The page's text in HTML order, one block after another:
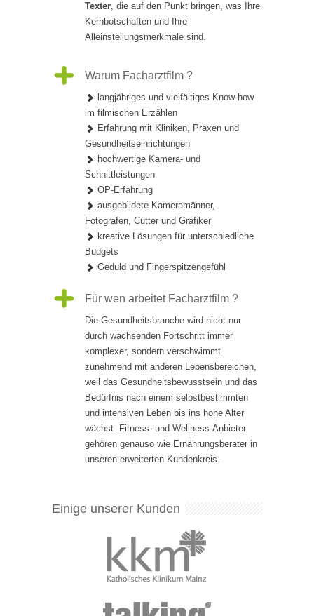
Texter, die auf den Punkt bringen, was Ihre
Kernbotschaften und Ihre
Alleinstellungsmerkmale sind.
Warum Facharztfilm ?
langjähriges und vielfältiges Know-how
im filmischen Erzählen
Erfahrung mit Kliniken, Praxen und
Gesundheitseinrichtungen
hochwertige Kamera- und
Schnittleistungen
OP-Erfahrung
ausgebildete Kameramänner,
Fotografen, Cutter und Grafiker
kreative Lösungen für unterschiedliche
Budgets
Geduld und Fingerspitzengefühl
Für wen arbeitet Facharztfilm ?
Die Gesundheitsbranche wird nicht nur
durch wachsenden Fortschritt immer
komplexer, sondern verschwimmt
zunehmend mit anderen Lebensbereichen,
weil das Gesundheitsbewusstsein und das
Bedürfnis nach einem selbstbestimmten
und intensiven Leben bis ins hohe Alter
wächst. Fitness- und Wellness-Anbieter
gehören genauso wie Ernährungsberater in
unseren erweiterten Kundenkreis.
Einige unserer Kunden